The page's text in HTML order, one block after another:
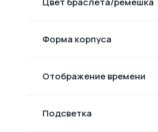
Форма корпуcа
Отображение времени
Подсветка